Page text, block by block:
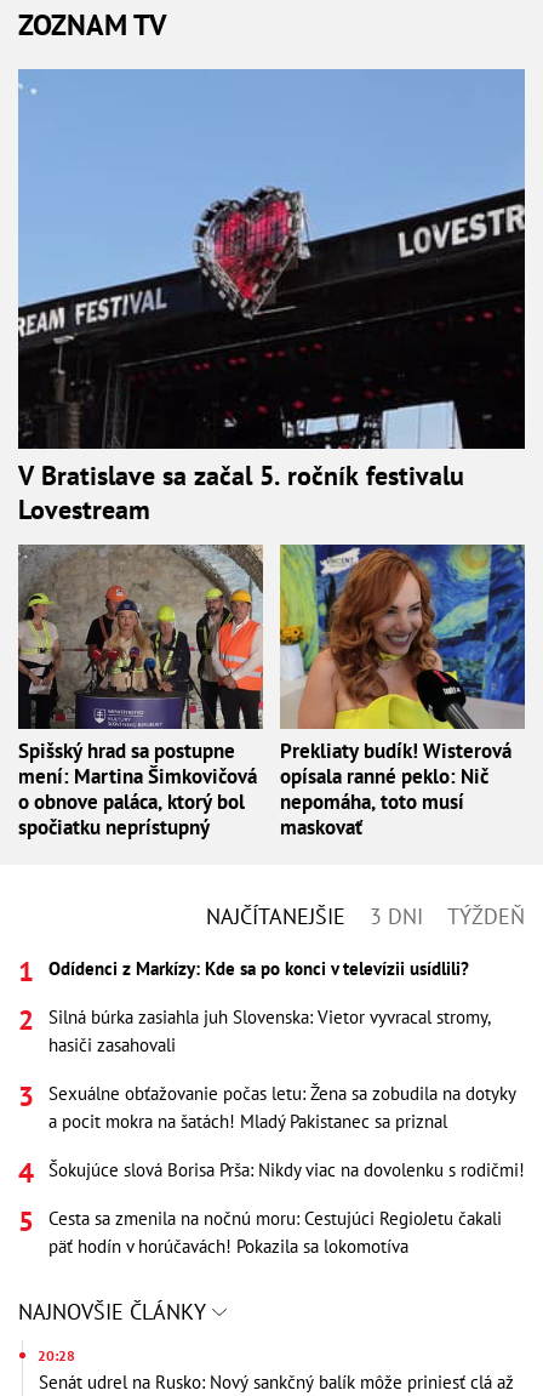
ZOZNAM TV
V Bratislave sa začal 5. ročník festivalu
Lovestream
Spišský hrad sa postupne
mení: Martina Šimkovičová
o obnove paláca, ktorý bol
spočiatku neprístupný
Prekliaty budík! Wisterová
opísala ranné peklo: Nič
nepomáha, toto musí
maskovať
NAJČÍTANEJŠIE 3 DNI TÝŽDEŇ
Odídenci z Markízy: Kde sa po konci v televízii usídlili?
Silná búrka zasiahla juh Slovenska: Vietor vyvracal stromy,
hasiči zasahovali
Sexuálne obťažovanie počas letu: Žena sa zobudila na dotyky
a pocit mokra na šatách! Mladý Pakistanec sa priznal
Šokujúce slová Borisa Prša: Nikdy viac na dovolenku s rodičmi!
Cesta sa zmenila na nočnú moru: Cestujúci RegioJetu čakali
päť hodín v horúčavách! Pokazila sa lokomotíva
NAJNOVŠIE ČLÁNKY
20:28
Senát udrel na Rusko: Nový sankčný balík môže priniesť clá až